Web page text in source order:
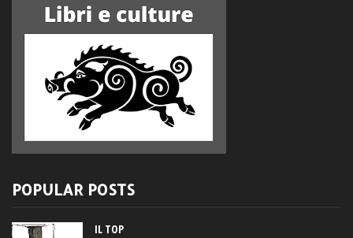
POPULAR POSTS
IL TOP